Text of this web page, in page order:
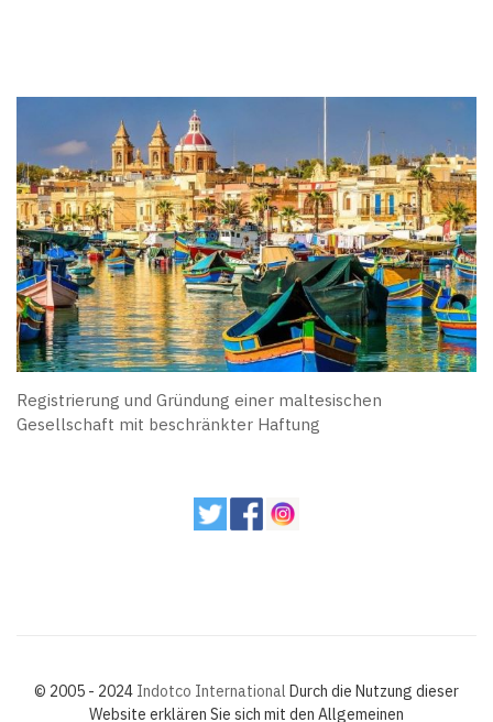
Registrierung und Gründung einer maltesischen
Gesellschaft mit beschränkter Haftung
© 2005 - 2024 Indotco International Durch die Nutzung dieser
Website erklären Sie sich mit den Allgemeinen